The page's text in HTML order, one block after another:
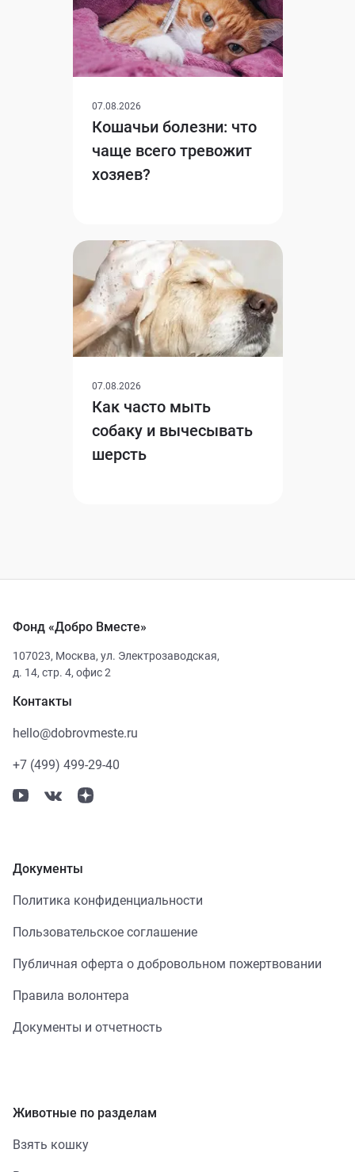
07.08.2026
Кошачьи болезни: что
чаще всего тревожит
хозяев?
07.08.2026
Как часто мыть
собаку и вычесывать
шерсть
Фонд «Добро Вместе»
107023, Москва, ул. Электрозаводская,
д. 14, стр. 4, офис 2
Контакты
hello@dobrovmeste.ru
+7 (499) 499-29-40
Документы
Политика конфиденциальности
Пользовательское соглашение
Публичная оферта о добровольном пожертвовании
Правила волонтера
Документы и отчетность
Животные по разделам
Взять кошку